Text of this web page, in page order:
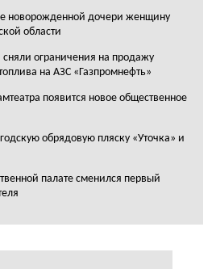
новорожденной дочери женщину
области
сняли ограничения на продажу
на АЗС «Газпромнефть»
появится новое общественное
обрядовую пляску «Уточка» и
палате сменился первый